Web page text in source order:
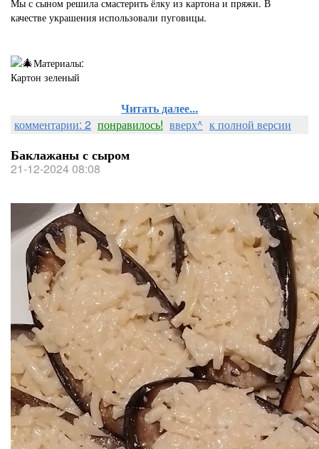
Мы с сыном решила смастерить ёлку из картона и пряжи. В
качестве украшения использовали пуговицы.
Материалы:
Картон зеленый
Читать далее...
комментарии: 2 понравилось! вверх^ к полной версии
Баклажаны с сыром
21-12-2024 08:08